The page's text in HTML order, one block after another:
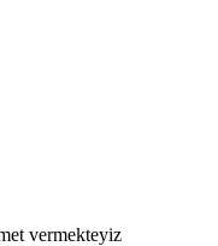
vermekteyiz